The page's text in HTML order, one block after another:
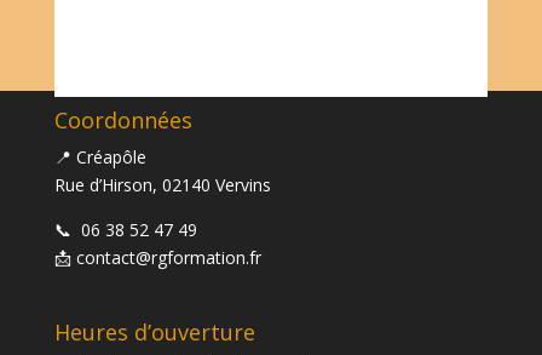
Coordonnées
📍 Créapôle
Rue d’Hirson, 02140 Vervins
📞 06 38 52 47 49
📩 contact@rgformation.fr
Heures d’ouverture